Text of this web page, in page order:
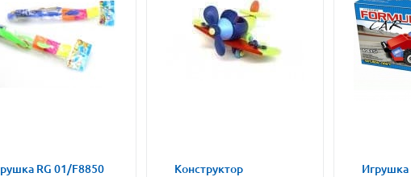
RG 01/F8850
Конструктор
Игрушка